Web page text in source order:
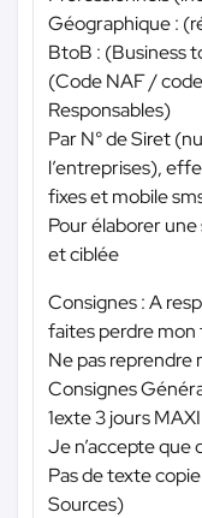
Géographique :
BtoB : (Business
(Code NAF /
Responsables)
Par N° de Siret
l’entreprises),
fixes et mobile
Pour élaborer
et ciblée
Consignes : A
faites perdre mon
Ne pas reprendre
Consignes
1exte 3 jours
Je n’accepte que
Pas de texte
Sources)